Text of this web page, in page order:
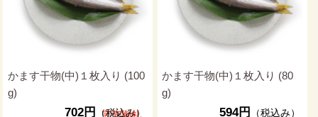
かます干物(中)１枚入り (100
g)
702円 （税込み）
完売御礼
かます干物(中)１枚入り (80
g)
594円 （税込み）